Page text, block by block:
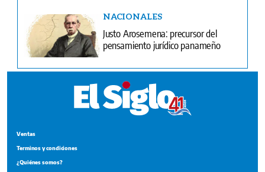
NACIONALES
Justo Arosemena: precursor del
pensamiento jurídico panameño
Ventas
Terminos y condiciones
¿Quiénes somos?